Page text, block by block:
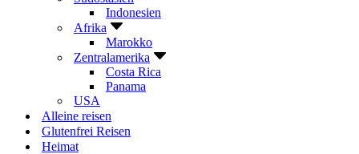
Indonesien
Afrika
Marokko
Zentralamerika
Costa Rica
Panama
USA
Alleine reisen
Glutenfrei Reisen
Heimat